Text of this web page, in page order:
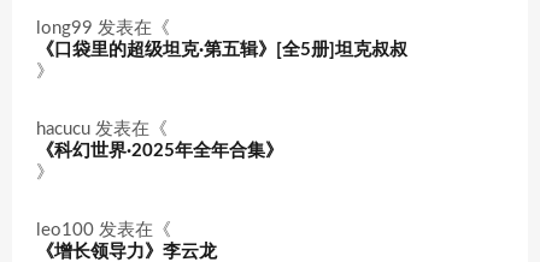
long99 发表在《
《口袋里的超级坦克·第五辑》[全5册]坦克叔叔
》
hacucu 发表在《
《科幻世界·2025年全年合集》
》
leo100 发表在《
《增长领导力》李云龙